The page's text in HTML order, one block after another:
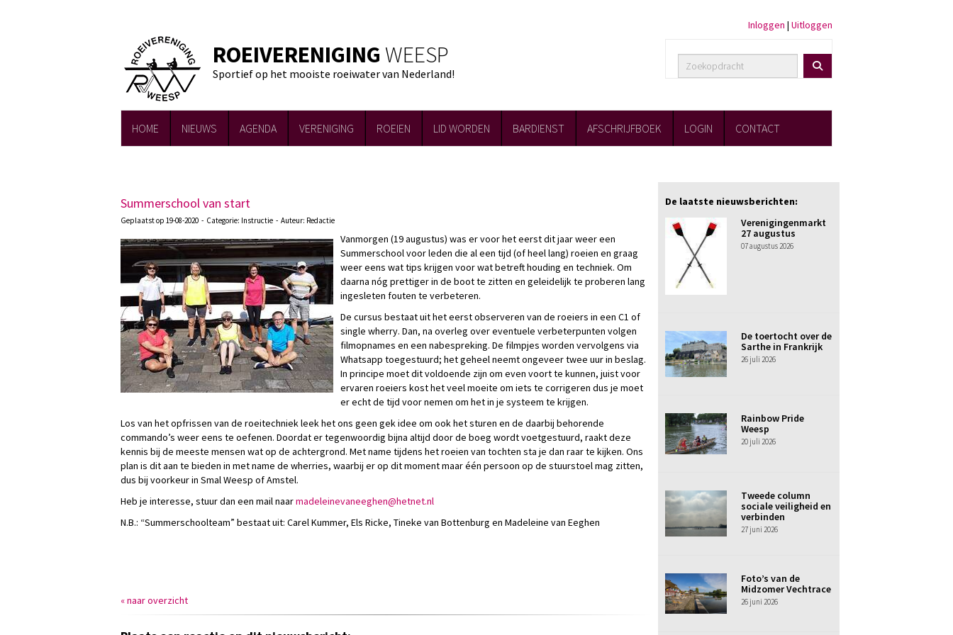
ROEIVERENIGING WEESP
Sportief op het mooiste roeiwater van Nederland!
Inloggen | Uitloggen
HOME NIEUWS AGENDA VERENIGING ROEIEN LID WORDEN BARDIENST AFSCHRIJFBOEK LOGIN CONTACT
Summerschool van start
Geplaatst op 19-08-2020 - Categorie: Instructie - Auteur: Redactie
Vanmorgen (19 augustus) was er voor het eerst dit jaar weer een
Summerschool voor leden die al een tijd (of heel lang) roeien en graag
weer eens wat tips krijgen voor wat betreft houding en techniek. Om
daarna nóg prettiger in de boot te zitten en geleidelijk te proberen lang
ingesleten fouten te verbeteren.
De cursus bestaat uit het eerst observeren van de roeiers in een C1 of
single wherry. Dan, na overleg over eventuele verbeterpunten volgen
filmopnames en een nabespreking. De filmpjes worden vervolgens via
Whatsapp toegestuurd; het geheel neemt ongeveer twee uur in beslag.
In principe moet dit voldoende zijn om even voort te kunnen, juist voor
ervaren roeiers kost het veel moeite om iets te corrigeren dus je moet
er echt de tijd voor nemen om het in je systeem te krijgen.
Los van het opfrissen van de roeitechniek leek het ons geen gek idee om ook het sturen en de daarbij behorende
commando’s weer eens te oefenen. Doordat er tegenwoordig bijna altijd door de boeg wordt voetgestuurd, raakt deze
kennis bij de meeste mensen wat op de achtergrond. Met name tijdens het roeien van tochten sta je dan raar te kijken. Ons
plan is dit aan te bieden in met name de wherries, waarbij er op dit moment maar één persoon op de stuurstoel mag zitten,
dus bij voorkeur in Smal Weesp of Amstel.
Heb je interesse, stuur dan een mail naarnehgeenavenieledam@hetnet.nl
N.B.: “Summerschoolteam” bestaat uit: Carel Kummer, Els Ricke, Tineke van Bottenburg en Madeleine van Eeghen
« naar overzicht
De laatste nieuwsberichten:
Verenigingenmarkt
27 augustus
07 augustus 2026
De toertocht over de
Sarthe in Frankrijk
26 juli 2026
Rainbow Pride
Weesp
20 juli 2026
Tweede column
sociale veiligheid en
verbinden
27 juni 2026
Foto’s van de
Midzomer Vechtrace
26 juni 2026